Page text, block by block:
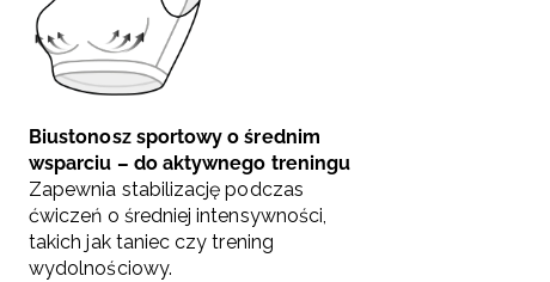
Biustonosz sportowy o średnim
wsparciu – do aktywnego treningu
Zapewnia stabilizację podczas
ćwiczeń o średniej intensywności,
takich jak taniec czy trening
wydolnościowy.